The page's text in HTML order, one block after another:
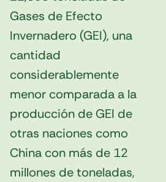
Gases de Efecto
Invernadero (GEI), una
cantidad
considerablemente
menor comparada a la
producción de GEI de
otras naciones como
China con más de 12
millones de toneladas,